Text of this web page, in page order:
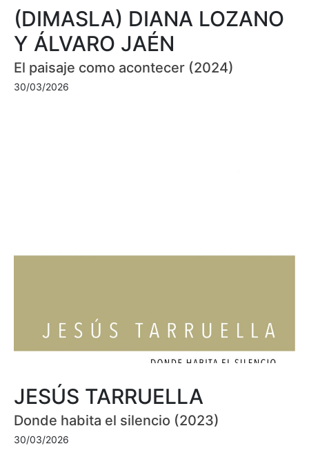
(DIMASLA) DIANA LOZANO
Y ÁLVARO JAÉN
El paisaje como acontecer (2024)
30/03/2026
JESÚS TARRUELLA
Donde habita el silencio (2023)
30/03/2026